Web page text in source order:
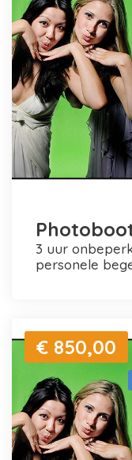
3 uur onbeperkt foto's maken en printen +
personele
€ 850,00